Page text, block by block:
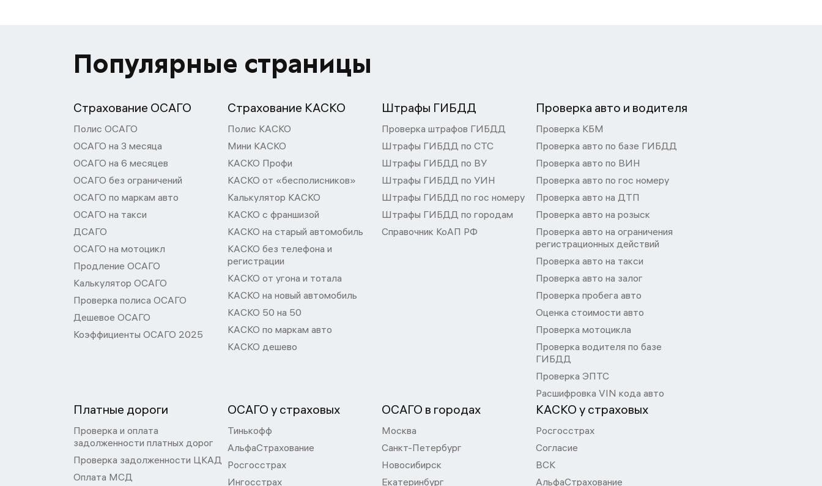
Популярные страницы
Страхование ОСАГО
Полис ОСАГО
ОСАГО на 3 месяца
ОСАГО на 6 месяцев
ОСАГО без ограничений
ОСАГО по маркам авто
ОСАГО на такси
ДСАГО
ОСАГО на мотоцикл
Продление ОСАГО
Калькулятор ОСАГО
Проверка полиса ОСАГО
Дешевое ОСАГО
Коэффициенты ОСАГО 2025
Страхование КАСКО
Полис КАСКО
Мини КАСКО
КАСКО Профи
КАСКО от «бесполисников»
Калькулятор КАСКО
КАСКО с франшизой
КАСКО на старый автомобиль
КАСКО без телефона и
регистрации
КАСКО от угона и тотала
КАСКО на новый автомобиль
КАСКО 50 на 50
КАСКО по маркам авто
КАСКО дешево
Штрафы ГИБДД
Проверка штрафов ГИБДД
Штрафы ГИБДД по СТС
Штрафы ГИБДД по ВУ
Штрафы ГИБДД по УИН
Штрафы ГИБДД по гос номеру
Штрафы ГИБДД по городам
Справочник КоАП РФ
Проверка авто и водителя
Проверка КБМ
Проверка авто по базе ГИБДД
Проверка авто по ВИН
Проверка авто по гос номеру
Проверка авто на ДТП
Проверка авто на розыск
Проверка авто на ограничения
регистрационных действий
Проверка авто на такси
Проверка авто на залог
Проверка пробега авто
Оценка стоимости авто
Проверка мотоцикла
Проверка водителя по базе
ГИБДД
Проверка ЭПТС
Расшифровка VIN кода авто
Платные дороги
Проверка и оплата
задолженности платных дорог
Проверка задолженности ЦКАД
Оплата МСД
ОСАГО у страховых
Тинькофф
АльфаСтрахование
Росгосстрах
Ингосстрах
ОСАГО в городах
Москва
Санкт-Петербург
Новосибирск
Екатеринбург
КАСКО у страховых
Росгосстрах
Согласие
ВСК
АльфаСтрахование